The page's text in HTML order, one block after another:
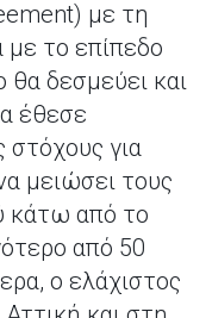
με τη
με το επίπεδο
θα δεσμεύει και
έθεσε
στόχους για
μειώσει τους
κάτω από το
από 50
ο ελάχιστος